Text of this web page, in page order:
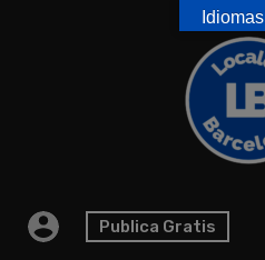
Publica Gratis
Idiomas